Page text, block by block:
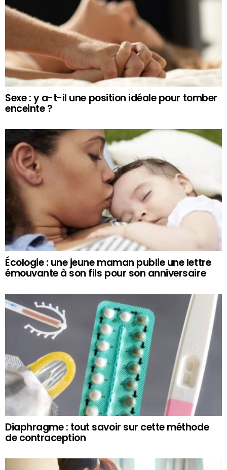
Sexe : y a-t-il une position idéale pour tomber
enceinte ?
Écologie : une jeune maman publie une lettre
émouvante à son fils pour son anniversaire
Diaphragme : tout savoir sur cette méthode
de contraception